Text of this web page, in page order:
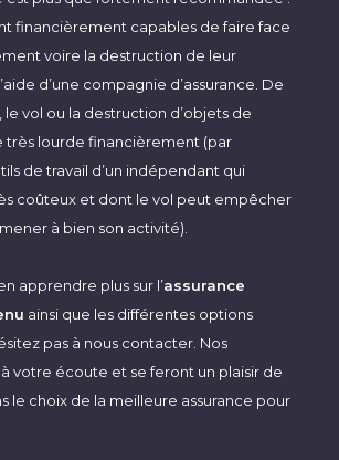
financièrement capables de faire face
voire la destruction de leur
d’une compagnie d’assurance. De
vol ou la destruction d’objets de
très lourde financièrement (par
de travail d’un indépendant qui
coûteux et dont le vol peut empêcher
à bien son activité).
apprendre plus sur l’assurance
ainsi que les différentes options
pas à nous contacter. Nos
votre écoute et se feront un plaisir de
le choix de la meilleure assurance pour